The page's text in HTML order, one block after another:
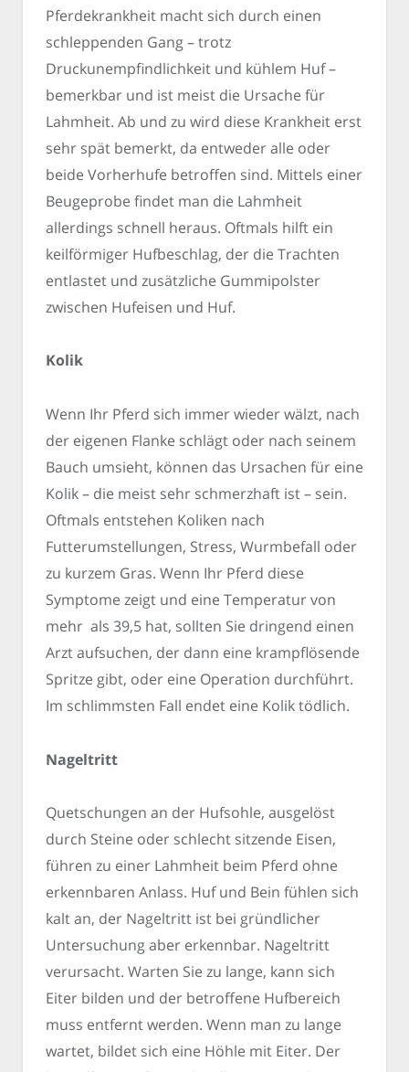
Pferdekrankheit macht sich durch einen
schleppenden Gang – trotz
Druckunempfindlichkeit und kühlem Huf –
bemerkbar und ist meist die Ursache für
Lahmheit. Ab und zu wird diese Krankheit erst
sehr spät bemerkt, da entweder alle oder
beide Vorherhufe betroffen sind. Mittels einer
Beugeprobe findet man die Lahmheit
allerdings schnell heraus. Oftmals hilft ein
keilförmiger Hufbeschlag, der die Trachten
entlastet und zusätzliche Gummipolster
zwischen Hufeisen und Huf.
Kolik
Wenn Ihr Pferd sich immer wieder wälzt, nach
der eigenen Flanke schlägt oder nach seinem
Bauch umsieht, können das Ursachen für eine
Kolik – die meist sehr schmerzhaft ist – sein.
Oftmals entstehen Koliken nach
Futterumstellungen, Stress, Wurmbefall oder
zu kurzem Gras. Wenn Ihr Pferd diese
Symptome zeigt und eine Temperatur von
mehr als 39,5 hat, sollten Sie dringend einen
Arzt aufsuchen, der dann eine krampflösende
Spritze gibt, oder eine Operation durchführt.
Im schlimmsten Fall endet eine Kolik tödlich.
Nageltritt
Quetschungen an der Hufsohle, ausgelöst
durch Steine oder schlecht sitzende Eisen,
führen zu einer Lahmheit beim Pferd ohne
erkennbaren Anlass. Huf und Bein fühlen sich
kalt an, der Nageltritt ist bei gründlicher
Untersuchung aber erkennbar. Nageltritt
verursacht. Warten Sie zu lange, kann sich
Eiter bilden und der betroffene Hufbereich
muss entfernt werden. Wenn man zu lange
wartet, bildet sich eine Höhle mit Eiter. Der